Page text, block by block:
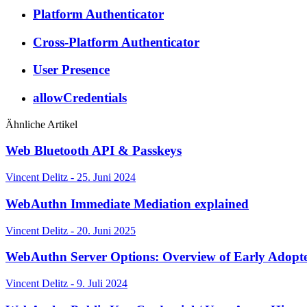
Platform Authenticator
Cross-Platform Authenticator
User Presence
allowCredentials
Ähnliche Artikel
Web Bluetooth API & Passkeys
Vincent Delitz - 25. Juni 2024
WebAuthn Immediate Mediation explained
Vincent Delitz - 20. Juni 2025
WebAuthn Server Options: Overview of Early
Vincent Delitz - 9. Juli 2024